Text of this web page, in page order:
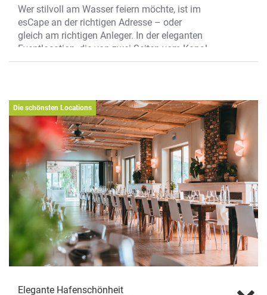
Wer stilvoll am Wasser feiern möchte, ist im
esCape an der richtigen Adresse – oder
gleich am richtigen Anleger. In der eleganten
Eventlocation, die von zwei Seiten vom Kanal
umgeben ist, gehen viele Wünsche in
mit eigenem Bootsanleger bietet Sitzplätze für
60 bis 135 Personen in einem
atmosphärischen und gemütlichen Ambiente.
Für Ge- sellschaften bis zu 180 Personen kann
das esCape mit einer Mischung aus Steh- und
Sitzplätzen exklusiv angemietet werden. Die
Location zeichnet sich nicht nur durch die
300qm große, vollständig überdachte Terrasse
mit Blick aufs Wasser aus, auch die
hauseigene Küche überzeugt mit individuell
angepassten und anspruchsvollen Buffets,
Fingerfood und Mitternachtssnacks. Von
münsterländisch über spanische Tapas und
jeden Geschmack ist etwas dabei. Für das
Die schönsten Locations
Elegante Hafenschönheit